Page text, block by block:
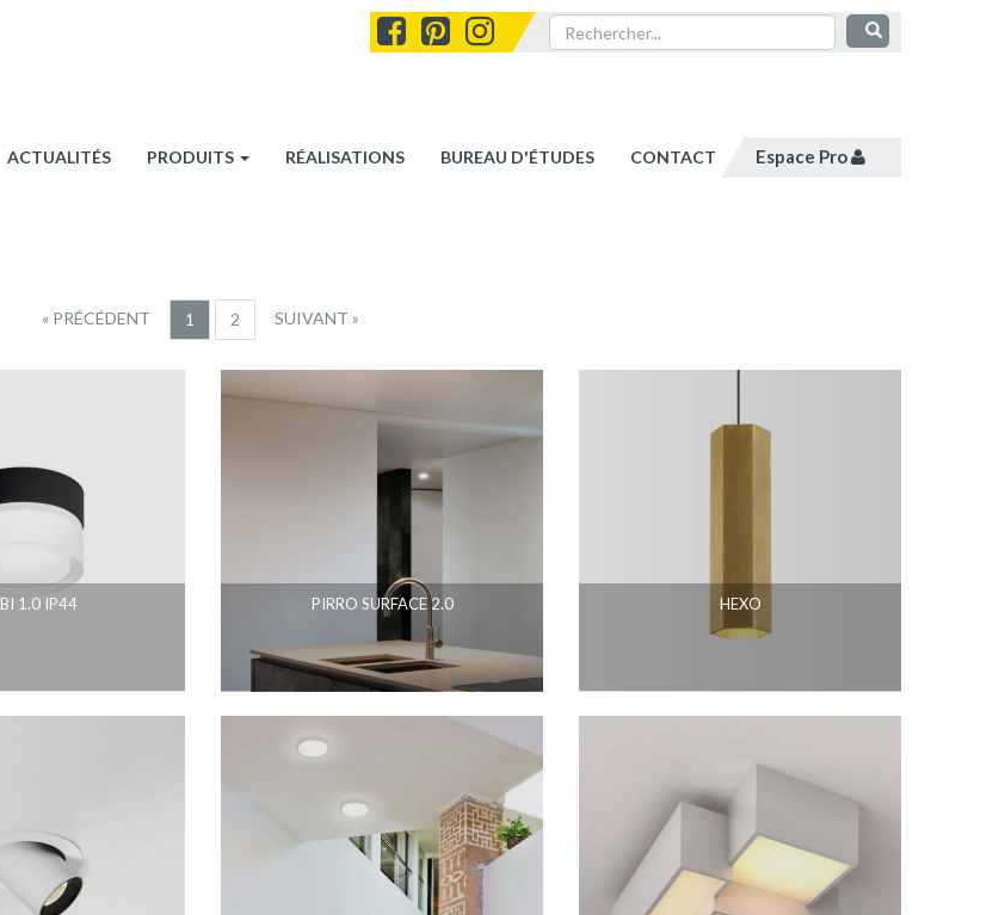
ACTUALITÉS PRODUITS RÉALISATIONS BUREAU D'ÉTUDES CONTACT Espace Pro
« PRÉCÉDENT 1 2 SUIVANT »
1.0 IP44 PIRRO SURFACE 2.0 HEXO